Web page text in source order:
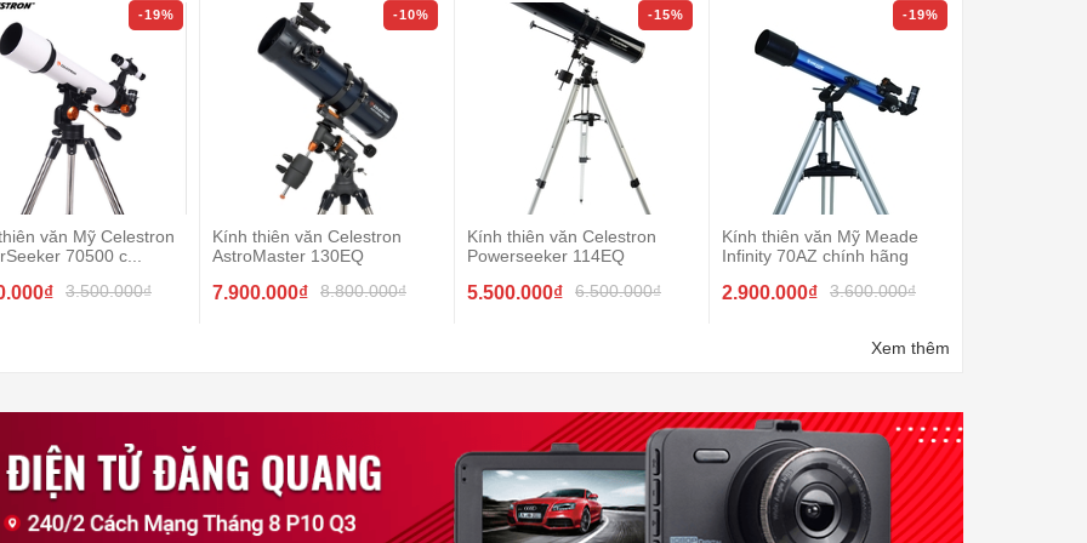
-19%
văn Mỹ Celestron
70500 c...
3.500.000₫
-10%
Kính thiên văn Celestron
AstroMaster 130EQ
7.900.000₫ 8.800.000₫
-15%
Kính thiên văn Celestron
Powerseeker 114EQ
5.500.000₫ 6.500.000₫
-19%
Kính thiên văn Mỹ Meade
Infinity 70AZ chính hãng
2.900.000₫ 3.600.000₫
Xem thêm